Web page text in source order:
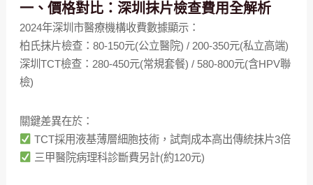
一、價格對比：深圳抹片檢查費用全解析
2024年深圳市醫療機構收費數據顯示：
柏氏抹片檢查：80-150元(公立醫院) / 200-350元(私立高端)
深圳TCT檢查：280-450元(常規套餐) / 580-800元(含HPV聯
檢)
關鍵差異在於：
TCT採用液基薄層細胞技術，試劑成本高出傳統抹片3倍
三甲醫院病理科診斷費另計(約120元)